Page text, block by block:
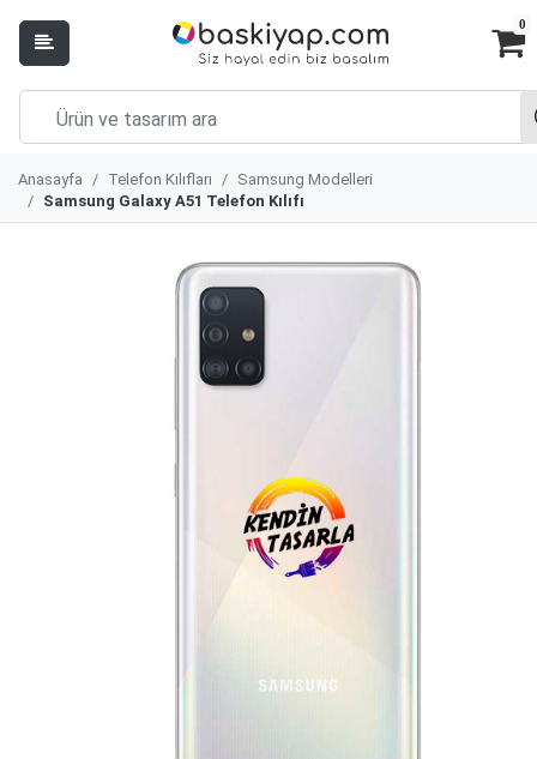
0
Anasayfa Telefon Kılıfları
Samsung Modelleri
Samsung Galaxy A51 Telefon Kılıfı